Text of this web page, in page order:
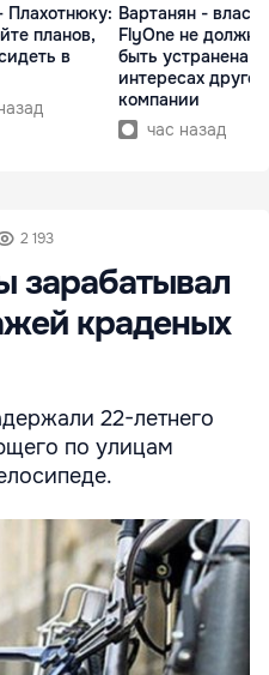
Плахотнюку:
планов,
в
Вартанян -
FlyOne не должна
быть устранена в
интересах другой
компании
час назад
2 193
зарабатывал
краденых
22-летнего
по улицам